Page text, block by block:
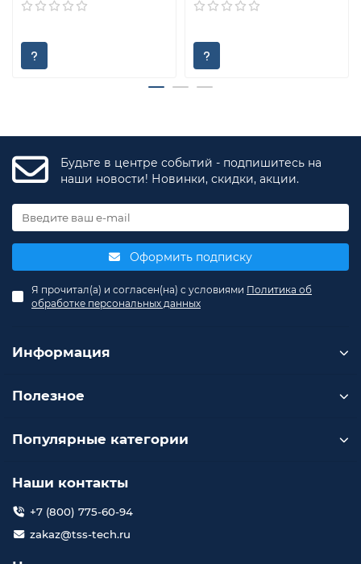
Будьте в центре событий - подпишитесь на
наши новости! Новинки, скидки, акции.
Оформить подписку
Я прочитал(а) и согласен(на) с условиями Политика об
обработке персональных данных
Информация
Полезное
Популярные категории
Наши контакты
+7 (800) 775-60-94
zakaz@tss-tech.ru